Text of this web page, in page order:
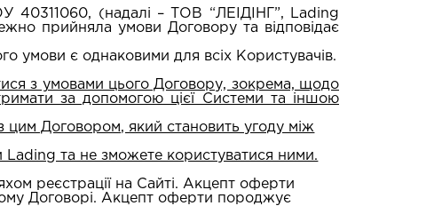
(надалі – ТОВ “ЛЕІДІНГ”, Lading
прийняла умови Договору та відповідає
умови є однаковими для всіх Користувачів.
з умовами цього Договору, зокрема, щодо
за допомогою цієї Системи та іншою
Договором, який становить угоду між
та не зможете користуватися ними.
реєстрації на Сайті. Акцепт оферти
Договорі. Акцепт оферти породжує